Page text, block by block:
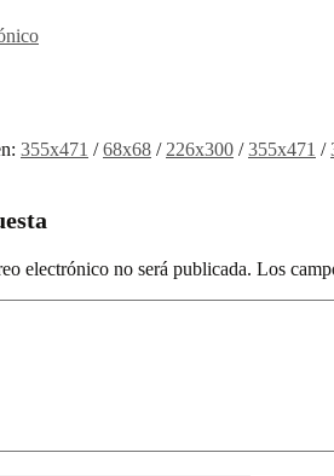
355x471 /68x68 / 226x300 /355x471 /
electrónico no será publicada. Los